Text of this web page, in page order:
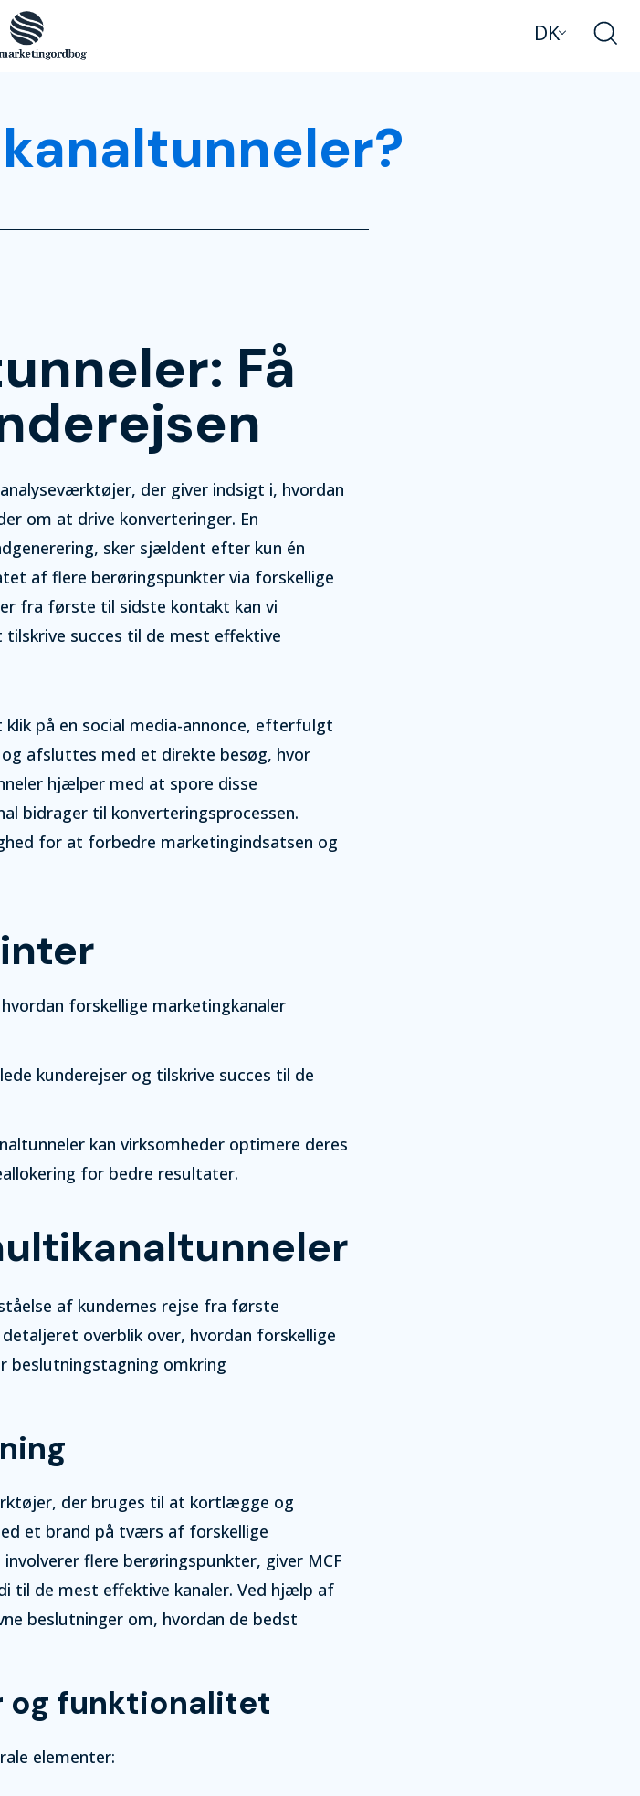
DK
Få
der giver indsigt i, hvordan
om at drive konverteringer. En
sker sjældent efter kun én
af flere berøringspunkter via forskellige
fra første til sidste kontakt kan vi
succes til de mest effektive
på en social media-annonce, efterfulgt
afsluttes med et direkte besøg, hvor
hjælper med at spore disse
bidrager til konverteringsprocessen.
for at forbedre marketingindsatsen og
forskellige marketingkanaler
kunderejser og tilskrive succes til de
kan virksomheder optimere deres
for bedre resultater.
af kundernes rejse fra første
overblik over, hvordan forskellige
beslutningstagning omkring
der bruges til at kortlægge og
et brand på tværs af forskellige
flere berøringspunkter, giver MCF
til de mest effektive kanaler. Ved hjælp af
beslutninger om, hvordan de bedst
og funktionalitet
elementer: